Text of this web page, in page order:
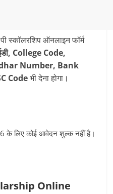
स्कॉलरशिप ऑनलाइन फॉर्म
College Code,
Number, Bank
Codeभी देना होगा।
के लिए कोई आवेदन शुल्क नहीं है।
Online